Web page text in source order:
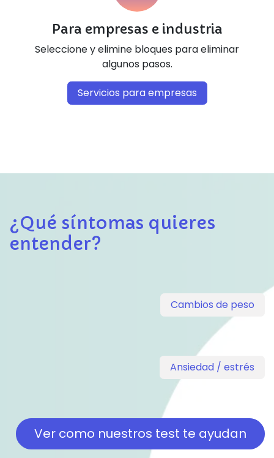
Para empresas e industria
Seleccione y elimine bloques para eliminar
algunos pasos.
Servicios para empresas
¿Qué síntomas quieres
entender?
Cambios de peso
Ansiedad / estrés
Ver como nuestros test te ayud​​​​an